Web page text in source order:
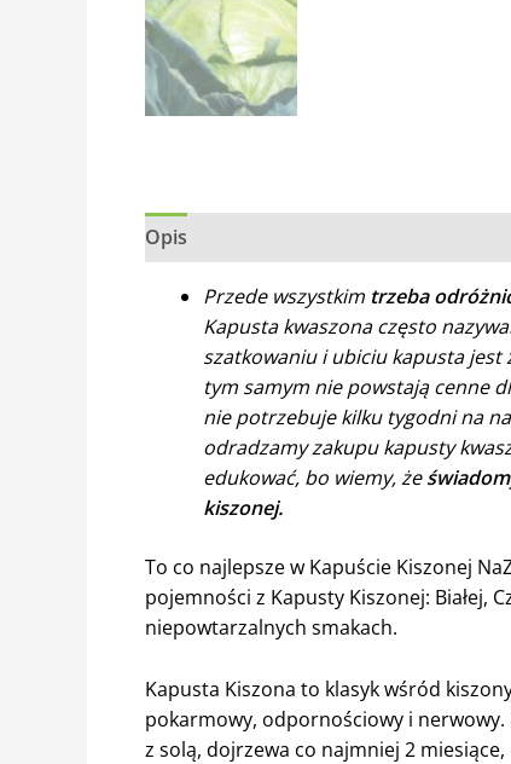
Opis
Przede wszystkim trzeba
Kapusta kwaszona często
szatkowaniu i ubiciu kapusta
tym samym nie powstają cenne
nie potrzebuje kilku tygodni na
odradzamy zakupu kapusty
edukować, bo wiemy, że
kiszonej.
To co najlepsze w Kapuście Kiszonej
pojemności z Kapusty Kiszonej: Białej,
niepowtarzalnych smakach.
Kapusta Kiszona to klasyk wśród
pokarmowy, odpornościowy i nerwowy.
z solą, dojrzewa co najmniej 2